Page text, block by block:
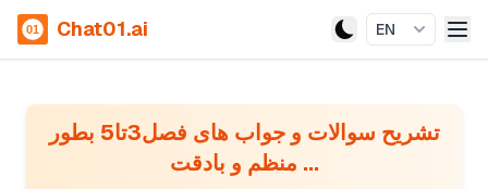
Chat01.ai EN
تشریح سوالات و جواب های فصل3تا5 بطور
منظم و بادقت ...